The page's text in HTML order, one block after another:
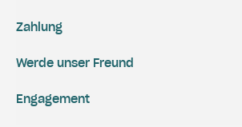
Zahlung
Engagement
Werde unser Freund